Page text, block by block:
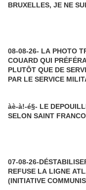
08-08-26- LA PHOTO TRUQUÉE D'UN
COUARD QUI
PLUTÔT QUE DE
PAR LE SERVICE
àè-à!-é§- LE
SELON SAINT
07-08-26-
REFUSE LA LIGNE
(INITIATIVE